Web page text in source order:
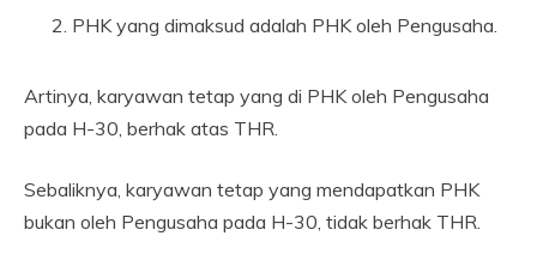
PHK yang dimaksud adalah PHK oleh Pengusaha.
Artinya, karyawan tetap yang di PHK oleh Pengusaha
pada H-30, berhak atas THR.
Sebaliknya, karyawan tetap yang mendapatkan PHK
bukan oleh Pengusaha pada H-30, tidak berhak THR.